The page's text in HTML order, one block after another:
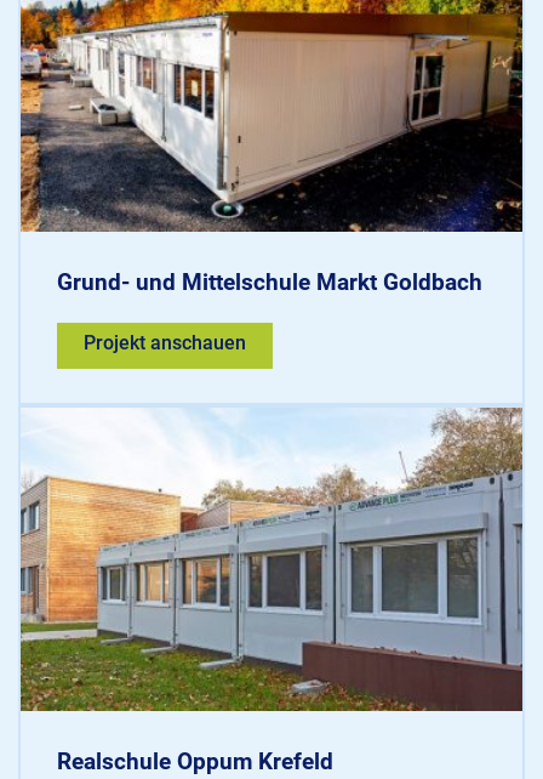
Grund- und Mittelschule Markt Goldbach
Projekt anschauen
Realschule Oppum Krefeld